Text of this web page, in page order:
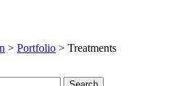
> Portfolio > Treatments